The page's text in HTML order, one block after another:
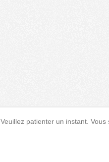
Veuillez patienter un instant.